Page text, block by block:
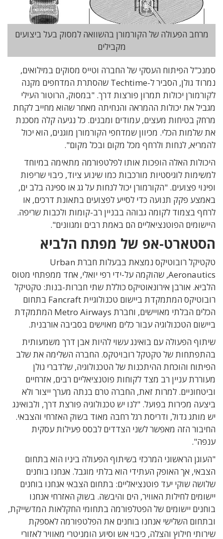
מרחב הפעולה של הקורמורן בהשוואה למסוק בעל ביצועים
מקבילים
סמנכ"ל הפיתוח העסקי של החברה וטייס מסוקים במילואים,
נמרוד גולן, הסביר ל-Techtime שהסתרת המדחפים מקנה
לקורמורן יכולות תמרון פורצות דרך. "במסוק, הרוטור העילי
מגביל את יכולות ההמראה והנחיתה מאחר שהוא מחייב לקחת
מרחק בטיחות מעצים, עמודים ומבנים. כל נגיעה קלה מסכנת
את שלמות הכלי. מכיוון שמדחפי הקורמורן מוגנים, הוא יכול
להמריא, לנחות ולרחף מכל מקום ובכל מקום".
היכולות האלה הופכות אותו לפלטפורמה מתאימה במיוחד
למשימות לוגיסטיות מורכבות כמו שינוע ציוד, כיבוי שריפות
ופינוי פצועים. "הקורמורן יכול לנחות על גג או ספינה בלב ים,
באמצע פקק תנועה כדי לסייע לפצועים בתאונת דרכים, או
לרחף בצמוד לקומה גבוהה בבניין רב-קומות ולכבות שריפה.
היישומים הפוטנציאליים הם באמת רבים ומגוונים".
הסטארט-אפ של מפתח הלביא
טקטיקל רובוטיקס נמצאת בבעלות חברת Urban
Aeronautics, שהוקמה על-ידי רפי יואלי, אחד ממפתחי מטוס
הלביא. אורבן אירונאוטיקס כוללת שתי חברות-בנות: טקטיקל
רובוטיקס המתמקדת ביישום טכנולוגיית Fancraft בתחום
הכלים הבלתי מאויישים, וחברת Metro Airways המתמקדת
ביישום הטכנולוגיה עבור כלים מאוישים בסביבה אורבנית.
שיתוף הפעולה עם בואינג עשוי להיות אבן דרך משמעותית
בהתפתחות של טקטקל רובויטקס. החברה השלימה את שלב
הפיתוח והוכחת ההיתכנות של הטכנולוגיה, שלדברי גולן
מעוררת עניין רב מצד לקוחות פוטנציאליים רבים, אזרחיים
וביטחוניים. למרות זאת, החברה טרם בנתה מערך ייצור ולא
ביצעה מכירות בפועל. "לנו יש טכנולוגיה פורצת דרך, ולבואינג
יש מותג גדול, ודריסת רגל רחבה מאוד בשוק האזרחי והצבאי.
החיבור הזה מאפשר לשני הצדדים לבסס פעילות עסקית
ענפה".
"העוגן הראשוני המרכזי בשיתוף הפעולה ביניו הוא בתחום
הצבאי, אך האופק העתידי הוא בלתי מוגבל. אנחנו בוחנים
שלושה שוקי יעד פוטנציאליים: בתחום הצבאי אנחנו בוחנים
יישומים לחילות האוויר, הים והיבשה. בשוק האזרחי אנחנו
בוחנים יישומים של הפטלפורמה בתחומי החקלאות המדשייקת,
ובתחום השלישי אנחנו בוחנים את הפלטפורמה לאספקת
שירותי חילוץ והצלה, כיבוי אש וסיוע הומניטרי מאוויר לאזורי